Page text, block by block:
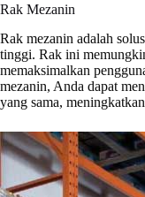
Rak Mezanin
Rak mezanin adalah
tinggi. Rak ini
memaksimalkan
mezanin, Anda dapat
yang sama,